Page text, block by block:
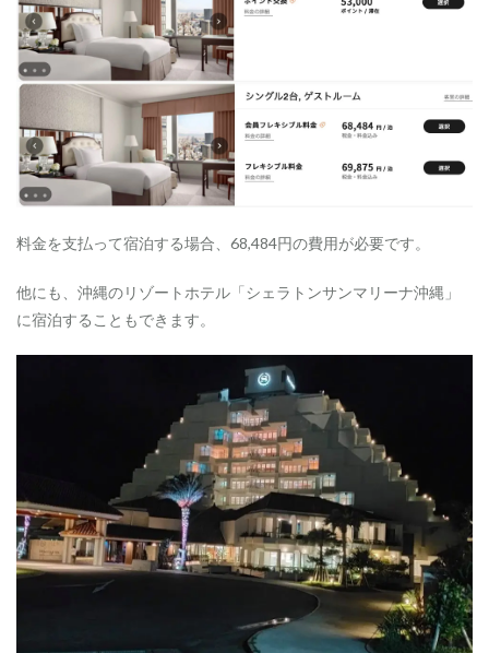
料金を支払って宿泊する場合、68,484円の費用が必要です。
他にも、沖縄のリゾートホテル「シェラトンサンマリーナ沖縄」
に宿泊することもできます。